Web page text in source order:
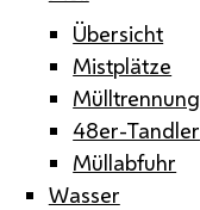
Übersicht
Mistplätze
Mülltrennung
48er-Tandler
Müllabfuhr
Wasser